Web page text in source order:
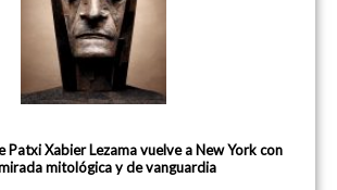
Patxi Xabier Lezama vuelve a New York con
mitológica y de vanguardia